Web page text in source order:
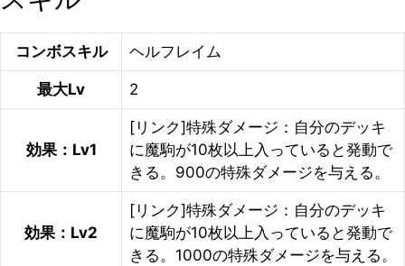
コンボスキル ヘルフレイム
最大Lv 2
効果：Lv1
[リンク]特殊ダメージ：自分のデッキ
に魔駒が10枚以上入っていると発動で
きる。900の特殊ダメージを与える。
効果：Lv2
[リンク]特殊ダメージ：自分のデッキ
に魔駒が10枚以上入っていると発動で
きる。1000の特殊ダメージを与える。